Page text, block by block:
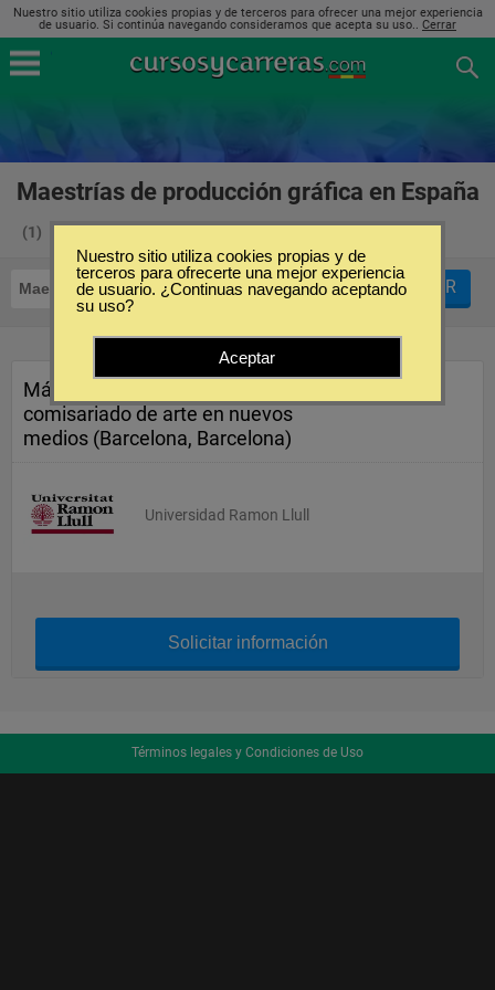
Nuestro sitio utiliza cookies propias y de terceros para ofrecer una mejor experiencia
de usuario. Si continúa navegando consideramos que acepta su uso.. Cerrar
Maestrías de producción gráfica en España
(1)
Maestrías Producción Gráfica FILTRAR
Máster universitario en
comisariado de arte en nuevos
medios (Barcelona, Barcelona)
Universidad Ramon Llull
Solicitar información
Términos legales y Condiciones de Uso
Nuestro sitio utiliza cookies propias y de
terceros para ofrecerte una mejor experiencia
de usuario. ¿Continuas navegando aceptando
su uso?
Aceptar